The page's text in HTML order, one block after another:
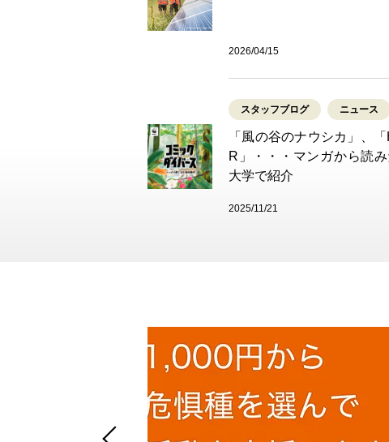
2026/04/15
スタッフブログ ニュース
「風の谷のナウシカ」、
R」・・・マンガから読
大学で紹介
2025/11/21